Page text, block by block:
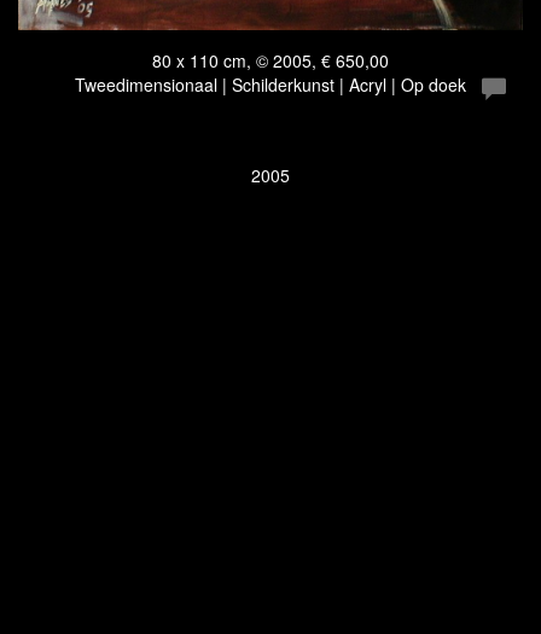
80 x 110 cm, © 2005, € 650,00
Tweedimensionaal | Schilderkunst | Acryl | Op doek
2005